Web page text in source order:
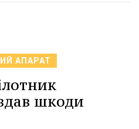
АПАРАТ
шкоди